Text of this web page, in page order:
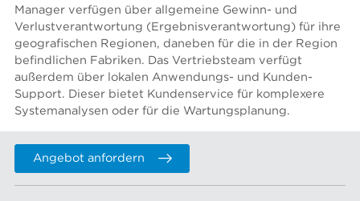
Manager verfügen über allgemeine Gewinn- und
Verlustverantwortung (Ergebnisverantwortung) für ihre
geografischen Regionen, daneben für die in der Region
befindlichen Fabriken. Das Vertriebsteam verfügt
außerdem über lokalen Anwendungs- und Kunden-
Support. Dieser bietet Kundenservice für komplexere
Systemanalysen oder für die Wartungsplanung.
Angebot anfordern